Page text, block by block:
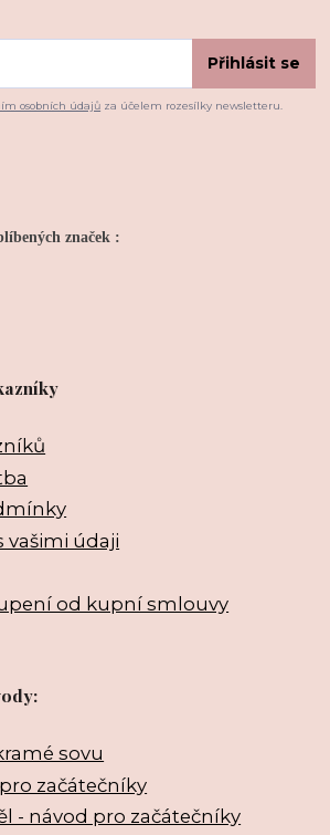
Přihlásit se
osobních údajů za účelem rozesílky newsletteru.
značek :
vašimi údaji
od kupní smlouvy
sovu
začátečníky
- návod pro začátečníky